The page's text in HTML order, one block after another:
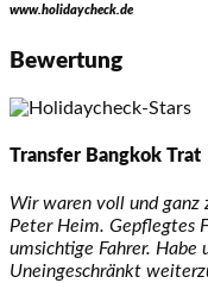
www.holidaycheck.de
Bewertung
Transfer Bangkok Trat
Wir waren voll und ganz
Peter Heim. Gepflegtes
umsichtige Fahrer. Habe
Uneingeschränkt